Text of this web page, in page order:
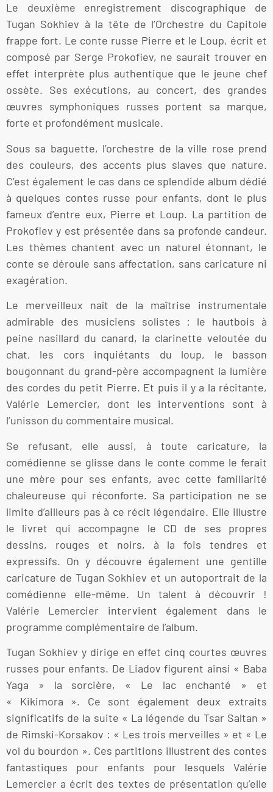
Le deuxième enregistrement discographique de
Tugan Sokhiev à la tête de l’Orchestre du Capitole
frappe fort. Le conte russe Pierre et le Loup, écrit et
composé par Serge Prokofiev, ne saurait trouver en
effet interprète plus authentique que le jeune chef
ossète. Ses exécutions, au concert, des grandes
œuvres symphoniques russes portent sa marque,
forte et profondément musicale.
Sous sa baguette, l’orchestre de la ville rose prend
des couleurs, des accents plus slaves que nature.
C’est également le cas dans ce splendide album dédié
à quelques contes russe pour enfants, dont le plus
fameux d’entre eux, Pierre et Loup. La partition de
Prokofiev y est présentée dans sa profonde candeur.
Les thèmes chantent avec un naturel étonnant, le
conte se déroule sans affectation, sans caricature ni
exagération.
Le merveilleux naît de la maîtrise instrumentale
admirable des musiciens solistes : le hautbois à
peine nasillard du canard, la clarinette veloutée du
chat, les cors inquiétants du loup, le basson
bougonnant du grand-père accompagnent la lumière
des cordes du petit Pierre. Et puis il y a la récitante,
Valérie Lemercier, dont les interventions sont à
l’unisson du commentaire musical.
Se refusant, elle aussi, à toute caricature, la
comédienne se glisse dans le conte comme le ferait
une mère pour ses enfants, avec cette familiarité
chaleureuse qui réconforte. Sa participation ne se
limite d’ailleurs pas à ce récit légendaire. Elle illustre
le livret qui accompagne le CD de ses propres
dessins, rouges et noirs, à la fois tendres et
expressifs. On y découvre également une gentille
caricature de Tugan Sokhiev et un autoportrait de la
comédienne elle-même. Un talent à découvrir !
Valérie Lemercier intervient également dans le
programme complémentaire de l’album.
Tugan Sokhiev y dirige en effet cinq courtes œuvres
russes pour enfants. De Liadov figurent ainsi « Baba
Yaga » la sorcière, « Le lac enchanté » et
« Kikimora ». Ce sont également deux extraits
significatifs de la suite « La légende du Tsar Saltan »
de Rimski-Korsakov : « Les trois merveilles » et « Le
vol du bourdon ». Ces partitions illustrent des contes
fantastiques pour enfants pour lesquels Valérie
Lemercier a écrit des textes de présentation qu’elle